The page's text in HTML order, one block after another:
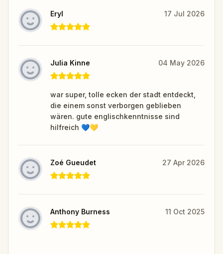
Eryl 17 Jul 2026
Julia Kinne 04 May 2026
war super, tolle ecken der stadt entdeckt,
die einem sonst verborgen geblieben
wären. gute englischkenntnisse sind
hilfreich 💙💛
Zoé Gueudet 27 Apr 2026
Anthony Burness 11 Oct 2025